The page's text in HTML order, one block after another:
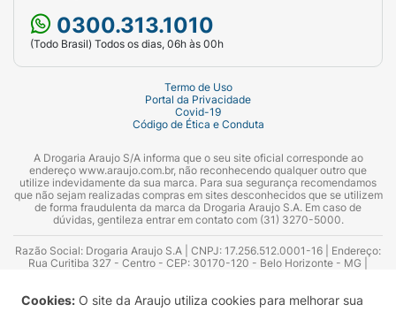
Cookies: O site da Araujo utiliza cookies para melhorar sua
0300.313.1010
(Todo Brasil) Todos os dias, 06h às 00h
Termo de Uso
Portal da Privacidade
Covid-19
Código de Ética e Conduta
A Drogaria Araujo S/A informa que o seu site oficial corresponde ao
endereço www.araujo.com.br, não reconhecendo qualquer outro que
utilize indevidamente da sua marca. Para sua segurança recomendamos
que não sejam realizadas compras em sites desconhecidos que se utilizem
de forma fraudulenta da marca da Drogaria Araujo S.A. Em caso de
dúvidas, gentileza entrar em contato com (31) 3270-5000.
Razão Social: Drogaria Araujo S.A | CNPJ: 17.256.512.0001-16 | Endereço:
Rua Curitiba 327 - Centro - CEP: 30170-120 - Belo Horizonte - MG |
Azevedo Guimarães – CRF 10.965 | Yasmin Silva Alvarenga – CRF 52.584 -